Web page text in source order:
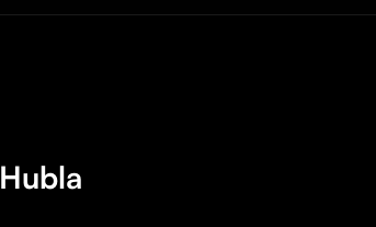
Hubla